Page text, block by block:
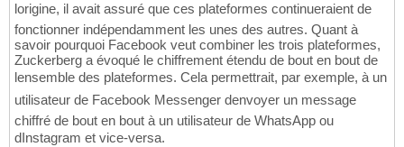
lorigine, il avait assuré que ces plateformes continueraient de
fonctionner indépendamment les unes des autres. Quant à
savoir pourquoi Facebook veut combiner les trois plateformes,
Zuckerberg a évoqué le chiffrement étendu de bout en bout de
lensemble des plateformes. Cela permettrait, par exemple, à un
utilisateur de Facebook Messenger denvoyer un message
chiffré de bout en bout à un utilisateur de WhatsApp ou
dInstagram et vice-versa.